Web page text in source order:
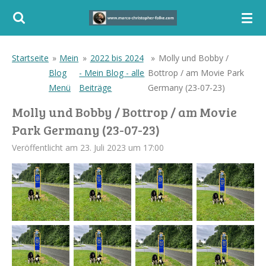
Zum
Startseite » Mein
Blog
Menü
» 2022 bis 2024
- Mein Blog - alle
Beiträge
» Molly und Bobby /
Bottrop / am Movie Park
Germany (23-07-23)
Molly und Bobby / Bottrop / am Movie
Park Germany (23-07-23)
Veröffentlicht am 23. Juli 2023 um 17:00